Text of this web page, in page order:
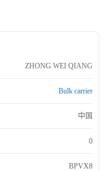
ZHONG WEI QIANG
Bulk carrier
中国
0
BPVX8